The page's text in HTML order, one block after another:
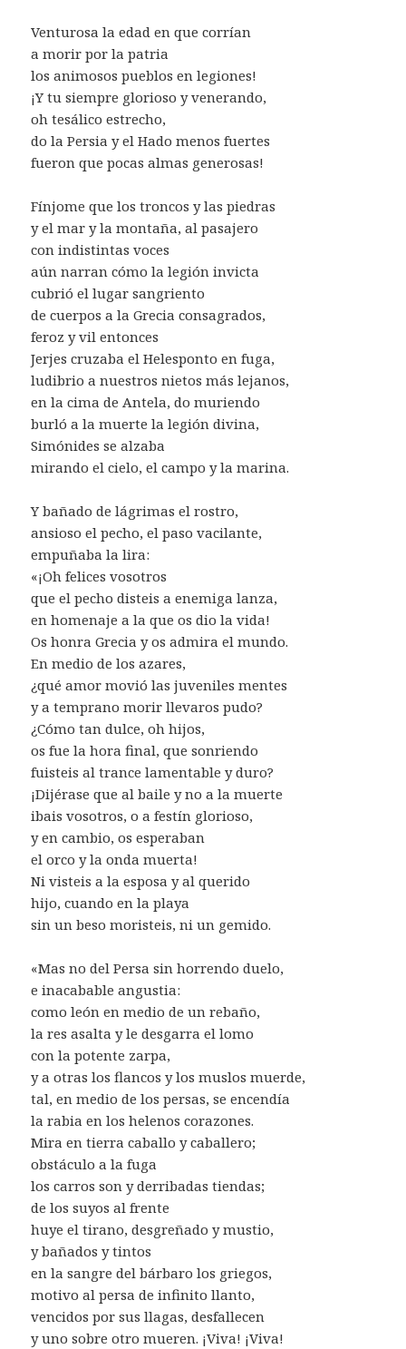
Venturosa la edad en que corrían
a morir por la patria
los animosos pueblos en legiones!
¡Y tu siempre glorioso y venerando,
oh tesálico estrecho,
do la Persia y el Hado menos fuertes
fueron que pocas almas generosas!
Fínjome que los troncos y las piedras
y el mar y la montaña, al pasajero
con indistintas voces
aún narran cómo la legión invicta
cubrió el lugar sangriento
de cuerpos a la Grecia consagrados,
feroz y vil entonces
Jerjes cruzaba el Helesponto en fuga,
ludibrio a nuestros nietos más lejanos,
en la cima de Antela, do muriendo
burló a la muerte la legión divina,
Simónides se alzaba
mirando el cielo, el campo y la marina.
Y bañado de lágrimas el rostro,
ansioso el pecho, el paso vacilante,
empuñaba la lira:
«¡Oh felices vosotros
que el pecho disteis a enemiga lanza,
en homenaje a la que os dio la vida!
Os honra Grecia y os admira el mundo.
En medio de los azares,
¿qué amor movió las juveniles mentes
y a temprano morir llevaros pudo?
¿Cómo tan dulce, oh hijos,
os fue la hora final, que sonriendo
fuisteis al trance lamentable y duro?
¡Dijérase que al baile y no a la muerte
ibais vosotros, o a festín glorioso,
y en cambio, os esperaban
el orco y la onda muerta!
Ni visteis a la esposa y al querido
hijo, cuando en la playa
sin un beso moristeis, ni un gemido.
«Mas no del Persa sin horrendo duelo,
e inacabable angustia:
como león en medio de un rebaño,
la res asalta y le desgarra el lomo
con la potente zarpa,
y a otras los flancos y los muslos muerde,
tal, en medio de los persas, se encendía
la rabia en los helenos corazones.
Mira en tierra caballo y caballero;
obstáculo a la fuga
los carros son y derribadas tiendas;
de los suyos al frente
huye el tirano, desgreñado y mustio,
y bañados y tintos
en la sangre del bárbaro los griegos,
motivo al persa de infinito llanto,
vencidos por sus llagas, desfallecen
y uno sobre otro mueren. ¡Viva! ¡Viva!